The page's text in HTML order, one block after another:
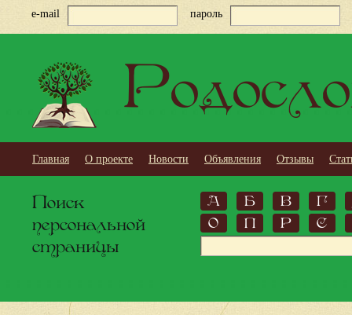
e-mail пароль
Главная О проекте Новости Объявления Отзывы
Поиск
персональной
страницы
А Б В
Г
О
П Р С